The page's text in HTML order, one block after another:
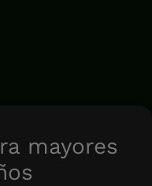
mayores